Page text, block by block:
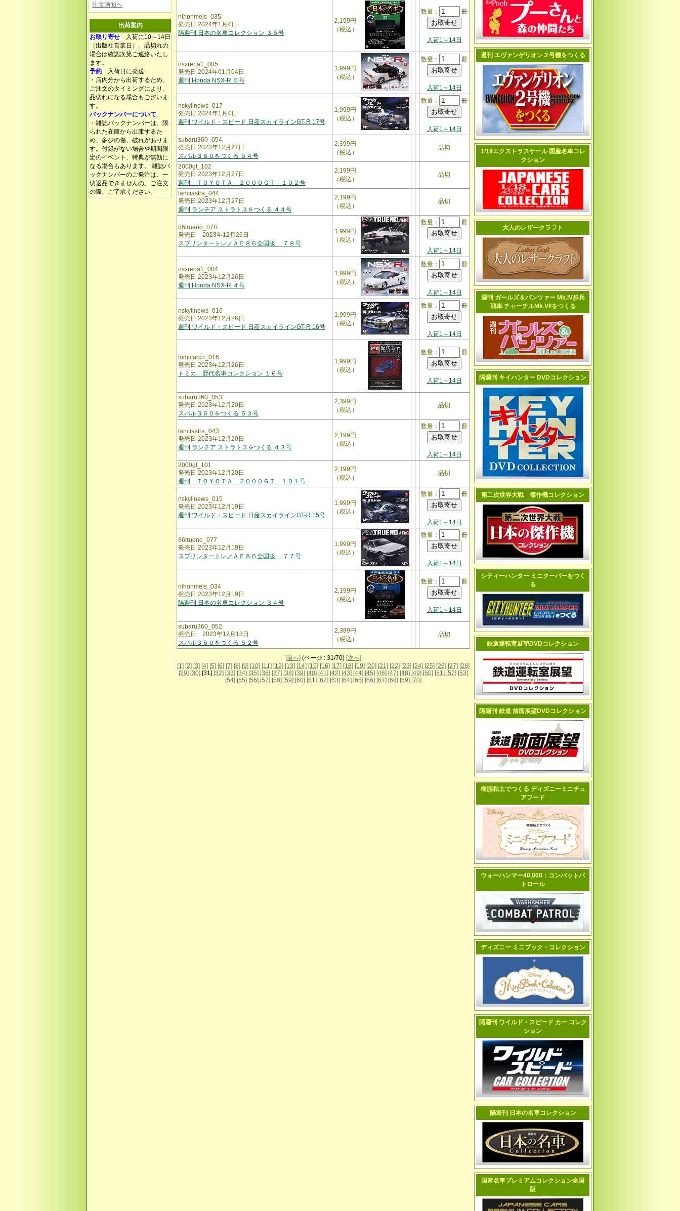
注文画面へ
出荷案内
お取り寄せ 入荷に10～14日
（出版社営業日）。品切れの
場合は確認次第ご連絡いたし
ます。
予約 入荷日に発送
・店内分から出荷するため、
ご注文のタイミングにより、
品切れになる場合もございま
す。
バックナンバーについて
・雑誌バックナンバーは、限
られた在庫から出庫するた
め、多少の傷、破れがありま
す。付録がない場合や期間限
定のイベント、特典が無効に
なる場合もあります。 雑誌バ
ックナンバーのご発注は、一
切返品できませんの、ご注文
の際、ご了承ください。
nihonmeis_035
発売日 2024年1月4日
隔週刊 日本の名車コレクション ３５号
2,199円
（税込）
数量： 冊
入荷1～14日
nsxrena1_005
発売日 2024年01月04日
週刊 Honda NSX-R ５号
1,999円
（税込）
数量： 冊
入荷1～14日
nskylinews_017
発売日 2024年1月4日
週刊 ワイルド・スピード 日産スカイラインGT-R 17号
1,999円
（税込）
数量： 冊
入荷1～14日
subaru360_054
発売日 2023年12月27日
スバル３６０をつくる ５４号
2,399円
（税込）
品切
2000gt_102
発売日 2023年12月27日
週刊 ＴＯＹＯＴＡ ２０００ＧＴ １０２号
2,199円
（税込）
品切
lanciastra_044
発売日 2023年12月27日
週刊 ランチア ストラトスをつくる ４４号
2,199円
（税込）
品切
86trueno_078
発売日 2023年12月26日
スプリンタートレノＡＥ８６全国版 ７８号
1,999円
（税込）
数量： 冊
入荷1～14日
nsxrena1_004
発売日 2023年12月26日
週刊 Honda NSX-R ４号
1,999円
（税込）
数量： 冊
入荷1～14日
nskylinews_016
発売日 2023年12月26日
週刊 ワイルド・スピード 日産スカイラインGT-R 16号
1,999円
（税込）
数量： 冊
入荷1～14日
tomicarco_016
発売日 2023年12月26日
トミカ 歴代名車コレクション １６号
1,999円
（税込）
数量： 冊
入荷1～14日
subaru360_053
発売日 2023年12月20日
スバル３６０をつくる ５３号
2,399円
（税込）
品切
lanciastra_043
発売日 2023年12月20日
週刊 ランチア ストラトスをつくる ４３号
2,199円
（税込）
数量： 冊
入荷1～14日
2000gt_101
発売日 2023年12月20日
週刊 ＴＯＹＯＴＡ ２０００ＧＴ １０１号
2,199円
（税込）
品切
nskylinews_015
発売日 2023年12月19日
週刊 ワイルド・スピード 日産スカイラインGT-R 15号
1,999円
（税込）
数量： 冊
入荷1～14日
86trueno_077
発売日 2023年12月19日
スプリンタートレノＡＥ８６全国版 ７７号
1,999円
（税込）
数量： 冊
入荷1～14日
nihonmeis_034
発売日 2023年12月19日
隔週刊 日本の名車コレクション ３４号
2,199円
（税込）
数量： 冊
入荷1～14日
subaru360_052
発売日 2023年12月13日
スバル３６０をつくる ５２号
2,399円
（税込）
品切
[前へ] (ページ : 31/70) [次へ]
[1] [2] [3] [4] [5] [6] [7] [8] [9] [10] [11] [12] [13] [14] [15] [16] [17] [18] [19] [20] [21] [22] [23] [24] [25] [26] [27] [28]
[29] [30] [31] [32] [33] [34] [35] [36] [37] [38] [39] [40] [41] [42] [43] [44] [45] [46] [47] [48] [49] [50] [51] [52] [53]
[54] [55] [56] [57] [58] [59] [60] [61] [62] [63] [64] [65] [66] [67] [68] [69] [70]
週刊 エヴァンゲリオン２号機をつくる
1/18エクストラスケール 国産名車コレ
クション
大人のレザークラフト
週刊 ガールズ＆パンツァー Mk.IV歩兵
戦車 チャーチルMk.VIIをつくる
隔週刊 キイハンター DVDコレクション
第二次世界大戦 傑作機コレクション
シティーハンター ミニクーパーをつく
る
鉄道運転室展望DVDコレクション
隔週刊 鉄道 前面展望DVDコレクション
樹脂粘土でつくる ディズニーミニチュ
アフード
ウォーハンマー40,000：コンバットパ
トロール
ディズニー ミニブック・コレクション
隔週刊 ワイルド・スピード カー コレク
ション
隔週刊 日本の名車コレクション
国産名車プレミアムコレクション全国
版